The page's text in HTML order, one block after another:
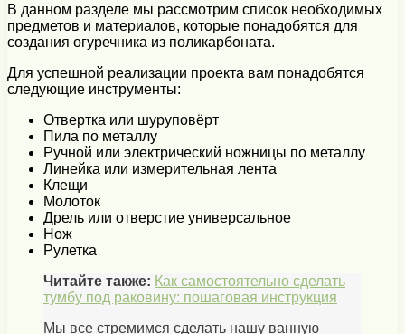
В данном разделе мы рассмотрим список необходимых
предметов и материалов, которые понадобятся для
создания огуречника из поликарбоната.
Для успешной реализации проекта вам понадобятся
следующие инструменты:
Отвертка или шуруповёрт
Пила по металлу
Ручной или электрический ножницы по металлу
Линейка или измерительная лента
Клещи
Молоток
Дрель или отверстие универсальное
Нож
Рулетка
Читайте также: Как самостоятельно сделать
тумбу под раковину: пошаговая инструкция
Мы все стремимся сделать нашу ванную